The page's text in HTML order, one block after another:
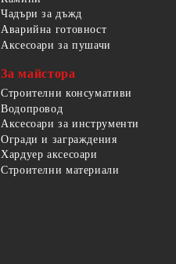
Чадъри за дъжд
Аварийна готовност
Аксесоари за пушачи
За майстора
Строителни консумативи
Водопровод
Аксесоари за инструменти
Огради и заграждения
Хардуер аксесоари
Строителни материали